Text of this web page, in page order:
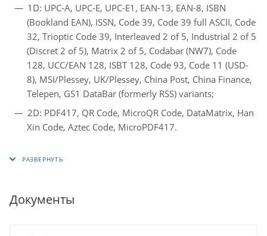
1D: UPC-A, UPC-E, UPC-E1, EAN-13, EAN-8, ISBN
(Bookland EAN), ISSN, Code 39, Code 39 full ASCII, Code
32, Trioptic Code 39, Interleaved 2 of 5, Industrial 2 of 5
(Discret 2 of 5), Matrix 2 of 5, Codabar (NW7), Code
128, UCC/EAN 128, ISBT 128, Code 93, Code 11 (USD-
8), MSI/Plessey, UK/Plessey, China Post, China Finance,
Telepen, GS1 DataBar (formerly RSS) variants;
2D: PDF417, QR Code, MicroQR Code, DataMatrix, Han
Xin Code, Aztec Code, MicroPDF417.
Документы